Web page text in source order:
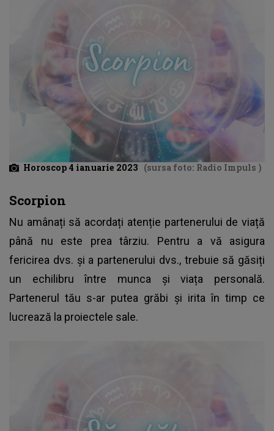
Horoscop 4 ianuarie 2023 (sursa foto: Radio Impuls )
Scorpion
Nu amânați să acordați atenție partenerului de viață
până nu este prea târziu. Pentru a vă asigura
fericirea dvs. și a partenerului dvs., trebuie să găsiți
un echilibru între munca și viața personală.
Partenerul tău s-ar putea grăbi și irita în timp ce
lucrează la proiectele sale.